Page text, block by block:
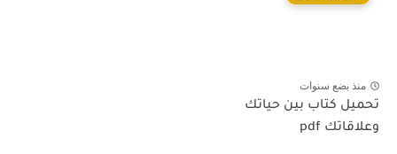
منذ بضع سنوات
تحميل كتاب بين حياتك
وعلاقاتك pdf